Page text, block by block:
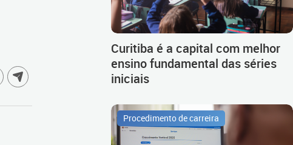
Curitiba é a capital com melhor
ensino fundamental das séries
iniciais
Procedimento de carreira